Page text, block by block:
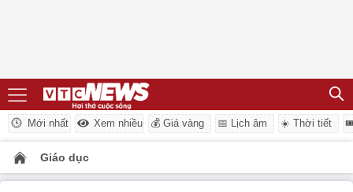
Mới nhất Xem nhiều 💰 Giá vàng 📅 Lịch âm ☀️ Thời tiết
Giáo dục